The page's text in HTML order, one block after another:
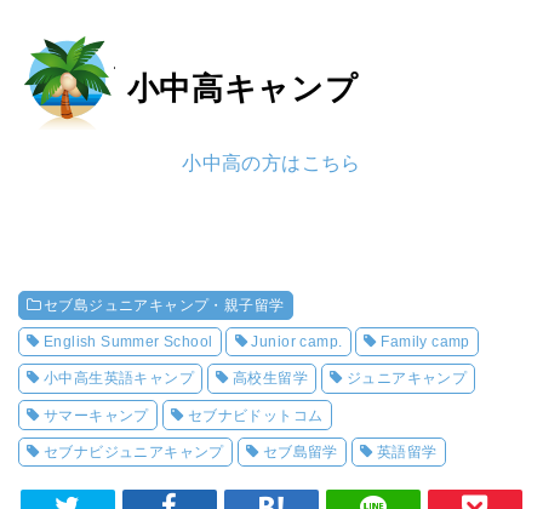
小中高キャンプ
小中高の方はこちら
セブ島ジュニアキャンプ・親子留学
English Summer School Junior camp. Family camp
小中高生英語キャンプ 高校生留学 ジュニアキャンプ
サマーキャンプ セブナビドットコム
セブナビジュニアキャンプ セブ島留学 英語留学